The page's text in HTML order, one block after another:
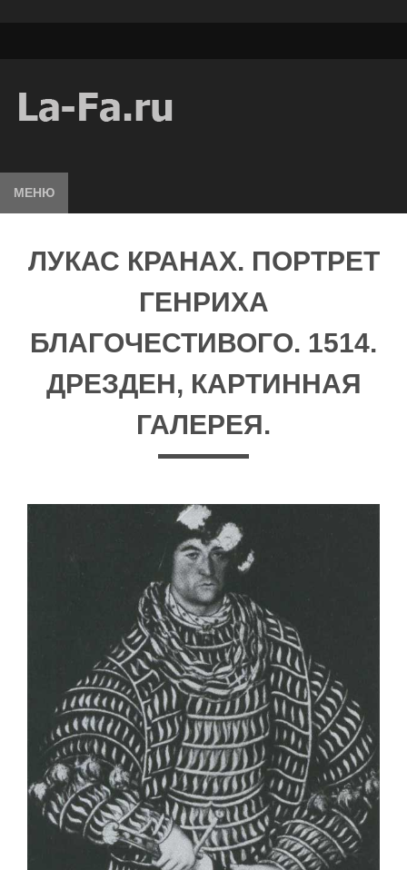
МЕНЮ
ЛУКАС КРАНАХ. ПОРТРЕТ
ГЕНРИХА
БЛАГОЧЕСТИВОГО. 1514.
ДРЕЗДЕН, КАРТИННАЯ
ГАЛЕРЕЯ.